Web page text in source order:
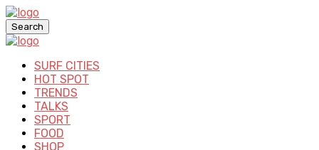
Search
SURF CITIES
HOT SPOT
TRENDS
TALKS
SPORT
FOOD
SHOP